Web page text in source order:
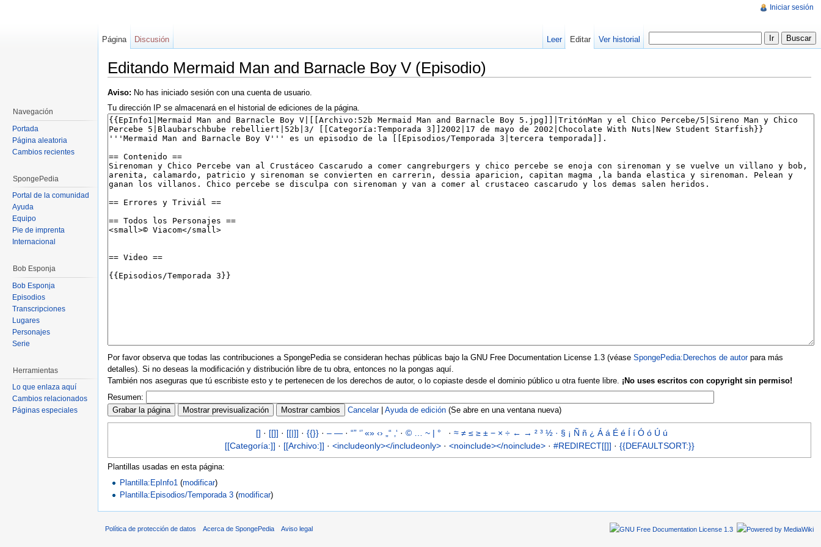
Editando Mermaid Man and Barnacle Boy V (Episodio)
Aviso: No has iniciado sesión con una cuenta de usuario.
Tu dirección IP se almacenará en el historial de ediciones de la página.
Por favor observa que todas las contribuciones a SpongePedia se consideran hechas públicas bajo la GNU Free Documentation License 1.3 (véase SpongePedia:Derechos de autorpara más
detalles). Si no deseas la modificación y distribución libre de tu obra, entonces no la pongas aquí.
También nos aseguras que tú escribiste esto y te pertenecen de los derechos de autor, o lo copiaste desde el dominio público u otra fuente libre. ¡No uses escritos con copyright sin permiso!
Resumen:
Cancelar| Ayuda de edición (Se abre en una ventana nueva)
[] · [[]] · [[|]] · {{}} · – — · “” ‘’ «» ‹› „“ ‚‘ · © … ~ | ° · ≈ ≠ ≤ ≥ ± − × ÷ ← → ² ³ ½ · § ¡ Ñ ñ ¿ Á á É é Í í Ó ó Ú ú
[[Categoría:]] · [[Archivo:]] · <includeonly></includeonly>· <noinclude></noinclude>· #REDIRECT[[]] · {{DEFAULTSORT:}}
Plantillas usadas en esta página:
Plantilla:EpInfo1 (modificar)
Plantilla:Episodios/Temporada 3 (modificar)
Iniciar sesión
Página Discusión Leer Editar Ver historial
Navegación
Portada
Página aleatoria
Cambios recientes
SpongePedia
Portal de la comunidad
Ayuda
Equipo
Pie de imprenta
Internacional
Bob Esponja
Bob Esponja
Episodios
Transcripciones
Lugares
Personajes
Serie
Herramientas
Lo que enlaza aquí
Cambios relacionados
Páginas especiales
Política de protección de datos Acerca de SpongePedia Aviso legal